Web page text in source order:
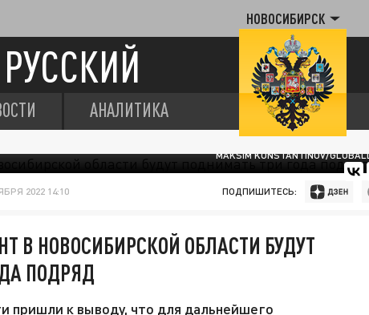
НОВОСИБИРСК
АНАЛИТИКА
MAKSIM KONSTANTINOV/
2022 14:10 ПОДПИШИТЕСЬ:
В НОВОСИБИРСКОЙ ОБЛАСТИ БУДУТ
ПОДРЯД
пришли к выводу, что для дальнейшего